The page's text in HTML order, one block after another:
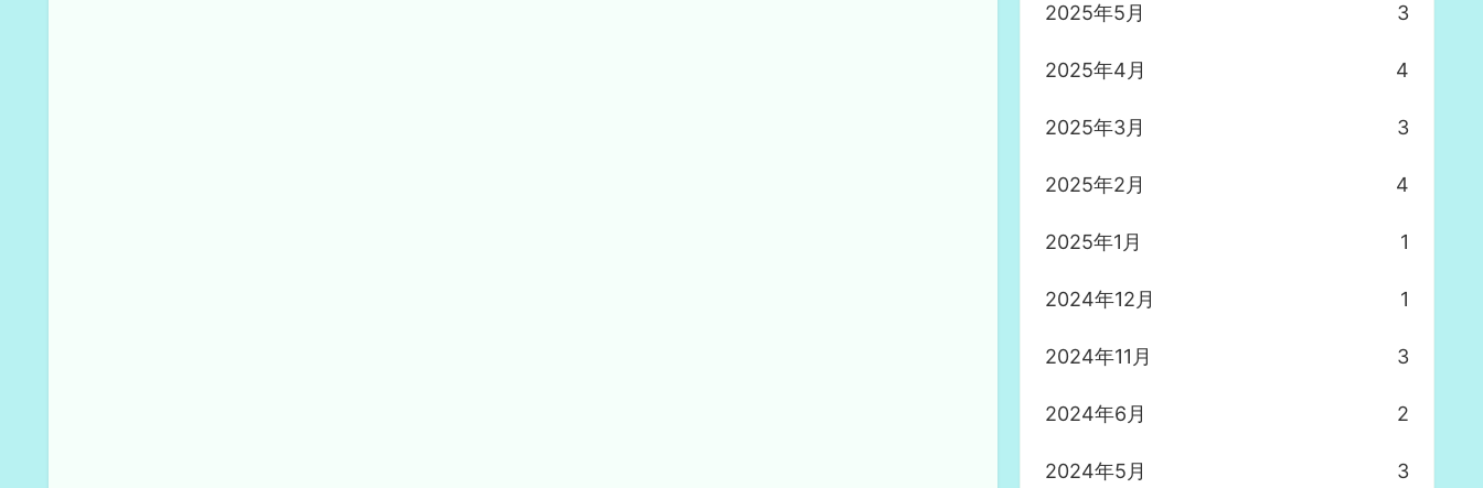
2025年5月 3
2025年4月 4
2025年3月 3
2025年2月 4
2025年1月 1
2024年12月 1
2024年11月 3
2024年6月 2
2024年5月 3